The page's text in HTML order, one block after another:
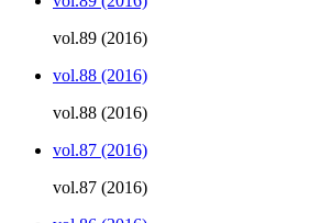
vol.89 (2016)
vol.88 (2016)
vol.88 (2016)
vol.87 (2016)
vol.87 (2016)